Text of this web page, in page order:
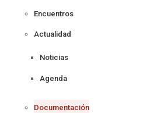
Encuentros
Actualidad
Noticias
Agenda
Documentación